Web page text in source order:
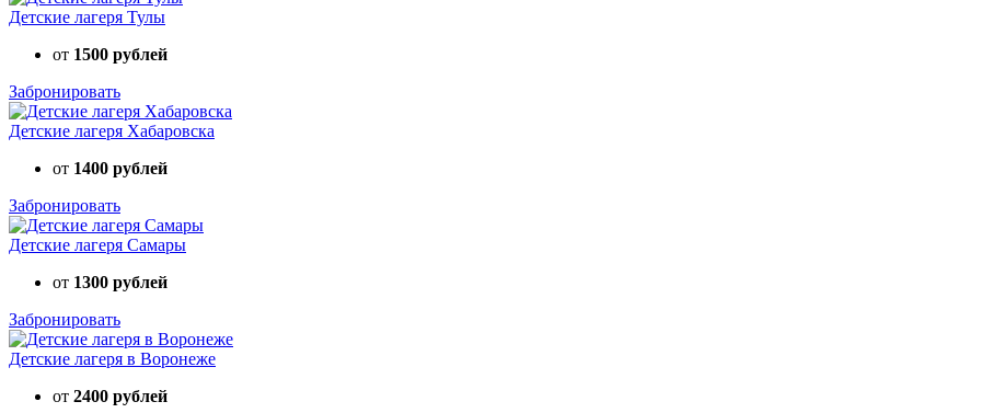
Детские лагеря Тулы
от 1500 рублей
Забронировать
Детские лагеря Хабаровска
от 1400 рублей
Забронировать
Детские лагеря Самары
от 1300 рублей
Забронировать
Детские лагеря в Воронеже
от 2400 рублей